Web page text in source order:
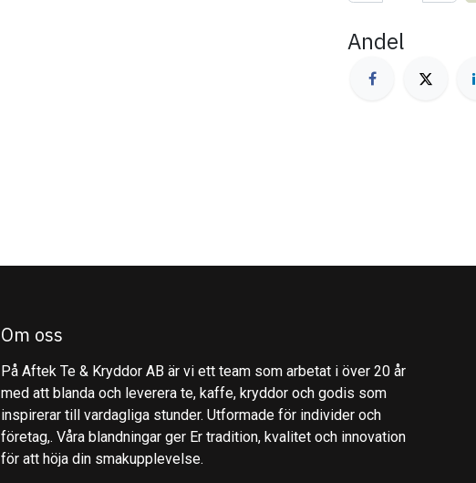
Andel
Om oss
På Aftek Te & Kryddor AB är vi ett team som arbetat i över 20 år
med att blanda och leverera te, kaffe, kryddor och godis som
inspirerar till vardagliga stunder. Utformade för individer och
företag,. Våra blandningar ger Er tradition, kvalitet och innovation
för att höja din smakupplevelse.